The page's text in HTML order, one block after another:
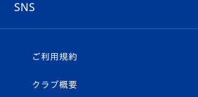
ホームタウン
U-18
SNS
ヴィヴィくんインスタグラム
ご利用規約
クラブ概要